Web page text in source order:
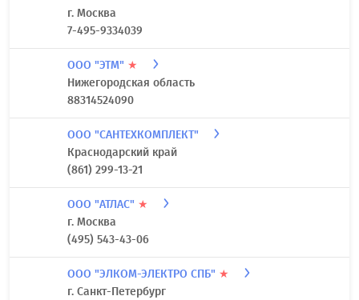
г. Москва
7-495-9334039
ООО "ЭТМ" ★
Нижегородская область
88314524090
ООО "САНТЕХКОМПЛЕКТ"
Краснодарский край
(861) 299-13-21
ООО "АТЛАС" ★
г. Москва
(495) 543-43-06
ООО "ЭЛКОМ-ЭЛЕКТРО СПБ" ★
г. Санкт-Петербург